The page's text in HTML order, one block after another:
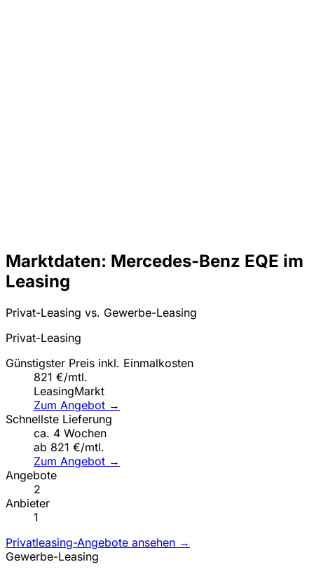
Marktdaten: Mercedes-Benz EQE im
Leasing
Privat-Leasing vs. Gewerbe-Leasing
Privat-Leasing
Günstigster Preis inkl. Einmalkosten
821 €/mtl.
LeasingMarkt
Zum Angebot →
Schnellste Lieferung
ca. 4 Wochen
ab 821 €/mtl.
Zum Angebot →
Angebote
2
Anbieter
1
Privatleasing-Angebote ansehen →
Gewerbe-Leasing